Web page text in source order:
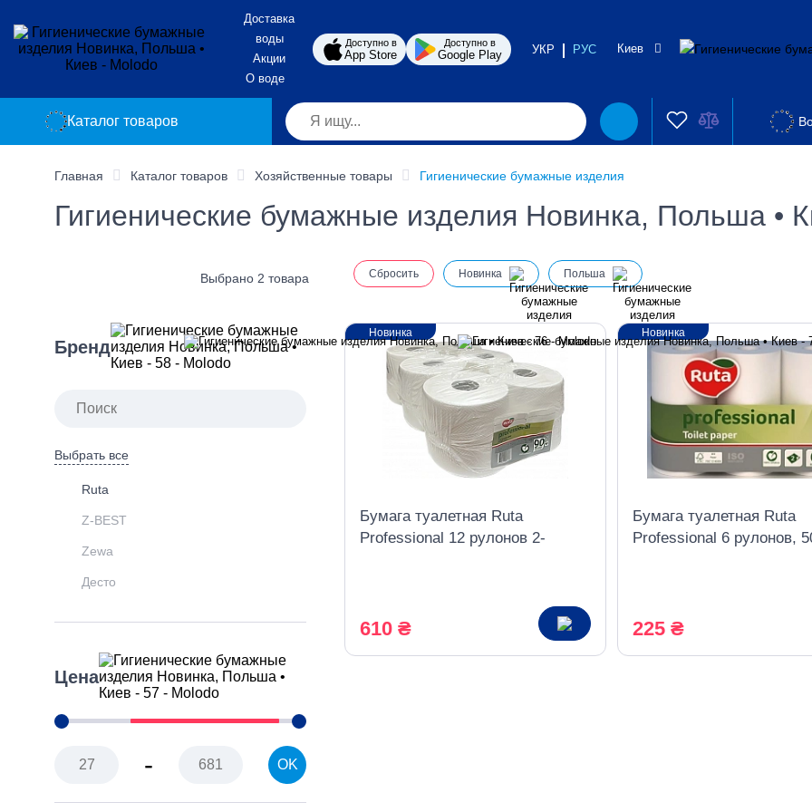
Доставка
воды
Акции
О воде
Доступно в
App Store
Доступно в
Google Play УКР РУС Киев
Каталог товаров
Главная Каталог товаров Хозяйственные товары Гигиенические бумажные изделия
Гигиенические бумажные изделия Новинка, Польша •
Цена
- OK
Бренд
Выбрать все
Ruta
Z-BEST
Zewa
Десто
Выбрано 2 товара Сбросить Новинка Польша
Бумага туалетная Ruta
Professional 12 рулонов 2-
610 ₴
Новинка
Бумага туалетная Ruta
Professional 6 рулонов,
225 ₴
Новинка